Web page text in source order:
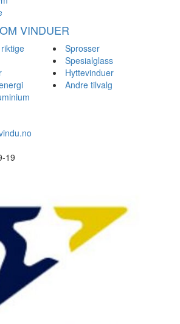
VINDUER
Sprosser
Spesialglass
Hyttevinduer
Andre tilvalg
19